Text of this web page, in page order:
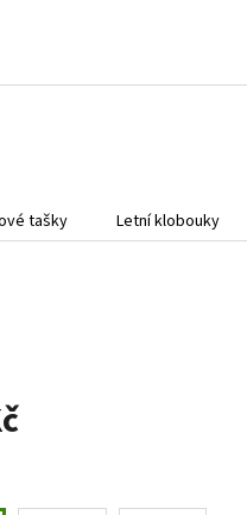
tašky Letní klobouky